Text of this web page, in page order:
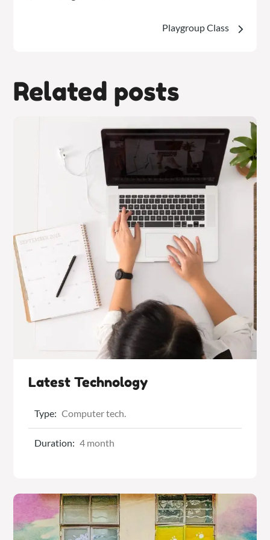
Playgroup Class
Related posts
Latest Technology
Type: Computer tech.
Duration: 4 month